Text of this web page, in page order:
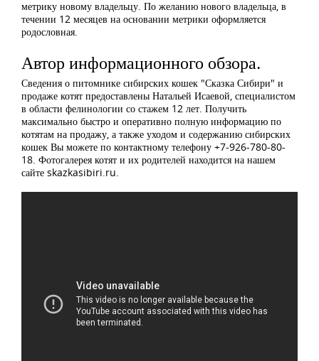
метрику новому владельцу. По желанию нового владельца, в
течении 12 месяцев на основании метрики оформляется
родословная.
Автор информационного обзора.
Сведения о питомнике сибирских кошек "Сказка Сибири" и
продаже котят предоставлены Натальей Исаевой, специалистом
в области фелинологии со стажем 12 лет. Получить
максимально быстро и оперативно полную информацию по
котятам на продажу, а также уходом и содержанию сибирских
кошек Вы можете по контактному телефону +7-926-780-80-
18. Фотогалерея котят и их родителей находится на нашем
сайте skazkasibiri.ru.